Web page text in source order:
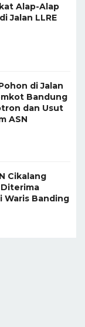
Alap-Alap
Jalan LLRE
di Jalan
Bandung
dan Usut
ASN
Cikalang
Waris Banding